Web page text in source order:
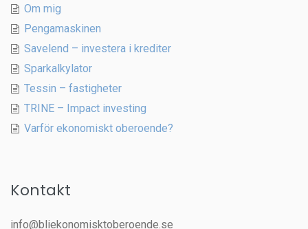
Om mig
Pengamaskinen
Savelend – investera i krediter
Sparkalkylator
Tessin – fastigheter
TRINE – Impact investing
Varför ekonomiskt oberoende?
Kontakt
info@bliekonomisktoberoende.se